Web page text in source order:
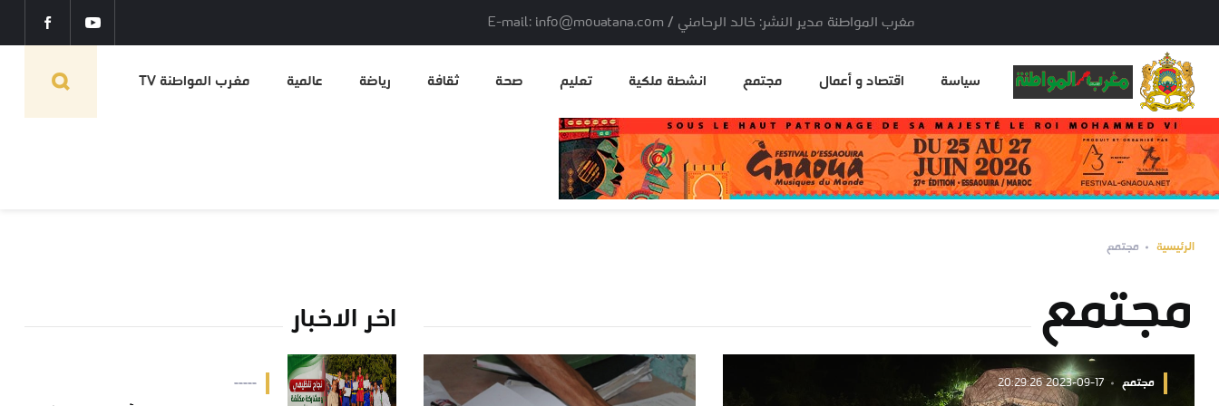
مغرب المواطنة مدير النشر: خالد الرحامني / E-mail: info@mouatana.com
سياسة اقتصاد و أعمال مجتمع انشطة ملكية تعليم صحة ثقافة رياضة عالمية مغرب المواطنة TV
الرئيسية مجتمع
مجتمع
مجتمع 2023-09-17 20:29:26
اخر الاخبار
-----